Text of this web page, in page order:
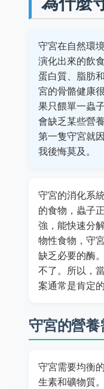
守宮在自然環
演化出來的飲
蛋白質、脂肪
宮的骨骼健康
果只餵單一蟲
會缺乏某些營
第一隻守宮就
我後悔莫及。
守宮的消化系
的食物，蟲子
強，能快速分
物性食物，守
缺乏必要的酶
不了。所以，
案通常是肯定
守宮的營
守宮需要均衡
生素和礦物質